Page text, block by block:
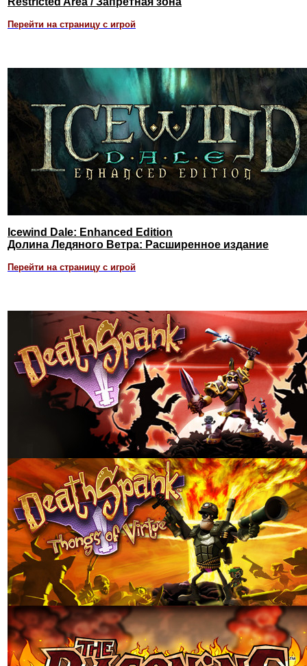
Перейти на страницу с игрой
Icewind Dale: Enhanced Edition
Долина Ледяного Ветра: Расширенное издание
Перейти на страницу с игрой